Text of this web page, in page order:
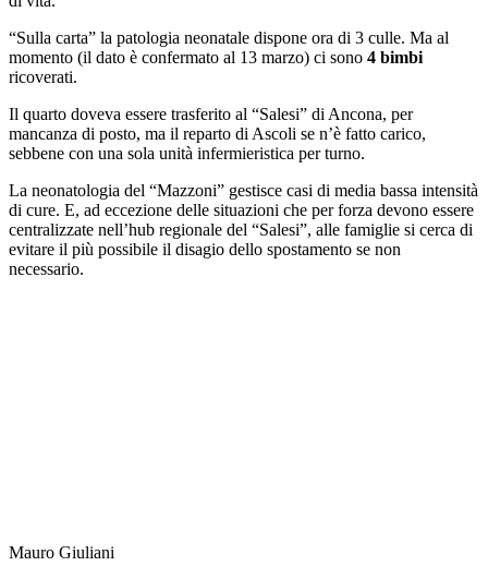
“Sulla carta” la patologia neonatale dispone ora di 3 culle. Ma al
momento (il dato è confermato al 13 marzo) ci sono 4 bimbi
ricoverati.
Il quarto doveva essere trasferito al “Salesi” di Ancona, per
mancanza di posto, ma il reparto di Ascoli se n’è fatto carico,
sebbene con una sola unità infermieristica per turno.
La neonatologia del “Mazzoni” gestisce casi di media bassa intensità
di cure. E, ad eccezione delle situazioni che per forza devono essere
centralizzate nell’hub regionale del “Salesi”, alle famiglie si cerca di
evitare il più possibile il disagio dello spostamento se non
necessario.
Mauro Giuliani